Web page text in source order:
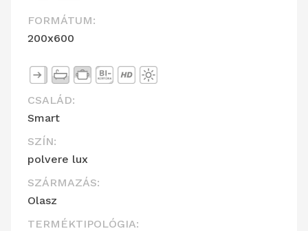
FORMÁTUM:
200x600
CSALÁD:
Smart
SZÍN:
polvere lux
SZÁRMAZÁS:
Olasz
TERMÉKTIPOLÓGIA: